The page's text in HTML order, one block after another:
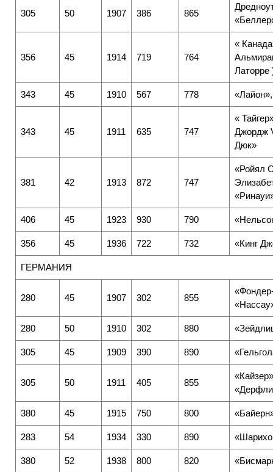
305 50 1907 386 865
356 45 1914 719 764
«
Латорре
343 45 1910 567 778
343 45 1911 635 747
«
Джордж
Дюк»
381 42 1913 872 747
«Ройял
406 45 1923 930 790
356 45 1936 722 732 «Кинг
ГЕРМАНИЯ
280 45 1907 302 855
280 50 1910 302 880
305 45 1909 390 890
305 50 1911 405 855
380 45 1915 750 800
283 54 1934 330 890
380 52 1938 800 820